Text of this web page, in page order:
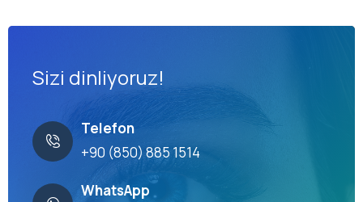
Sizi dinliyoruz!
Telefon
+90 (850) 885 1514
WhatsApp